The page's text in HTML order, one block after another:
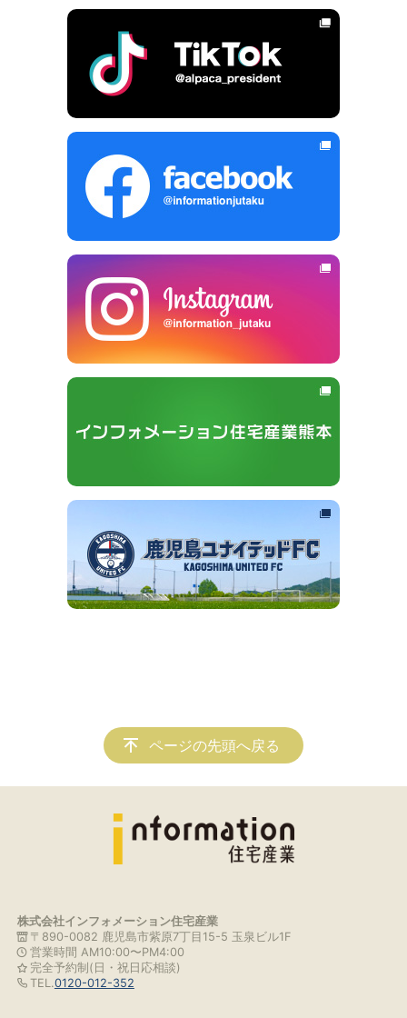
ページの先頭へ戻る
株式会社インフォメーション住宅産業
〒890-0082 鹿児島市紫原7丁目15-5 玉泉ビル1F
営業時間 AM10:00〜PM4:00
完全予約制(日・祝日応相談)
TEL.0120-012-352